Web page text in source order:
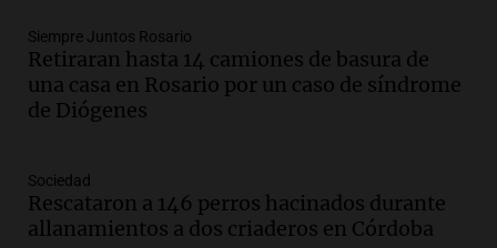
Audio.Recomendaciones de vino
bonarda para disfrutar el fin de semana
en Mendoza
Panorama Federal
Audio.
en la Sociedad Rural de Bulaya con
actividades para toda la familia
Siempre Juntos Rosario
Retiraran hasta 14 camiones de basura de
una casa en Rosario por un caso de síndrome
de Diógenes
Sociedad
Rescataron a 146 perros hacinados durante
allanamientos a dos criaderos en Córdoba